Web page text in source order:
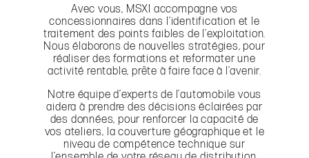
Avec vous, MSXI accompagne vos
concessionnaires dans l’identification et le
traitement des points faibles de l’exploitation.
Nous élaborons de nouvelles stratégies, pour
réaliser des formations et reformater une
activité rentable, prête à faire face à l’avenir.
Notre équipe d’experts de l’automobile vous
aidera à prendre des décisions éclairées par
des données, pour renforcer la capacité de
vos ateliers, la couverture géographique et le
niveau de compétence technique sur